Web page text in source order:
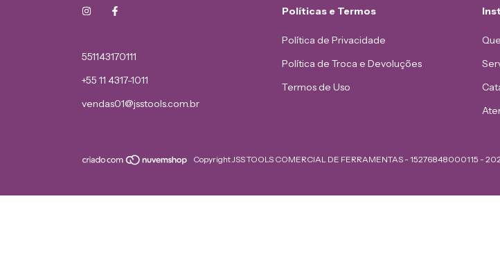
551143170111
+55 11 4317-1011
vendas01@jsstools.com.br
Políticas e Termos
Política de Privacidade
Política de Troca e Devoluções
Termos de Uso
Copyright JSS TOOLS COMERCIAL DE FERRAMENTAS - 15276848000115 -